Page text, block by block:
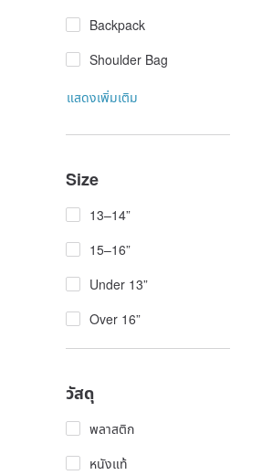
Backpack
Shoulder Bag
แสดงเพิ่มเติม
Size
13–14”
15–16”
Under 13”
Over 16”
วัสดุ
พลาสติก
หนังแท้